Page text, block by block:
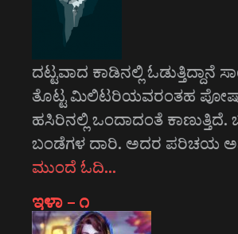
ದಟ್ಟವಾದ ಕಾಡಿನಲ್ಲಿ ಓಡುತ್ತಿದ್ದಾನೆ
ತೊಟ್ಟ ಮಿಲಿಟರಿಯವರಂತಹ
ಹಸಿರಿನಲ್ಲಿ ಒಂದಾದಂತೆ ಕಾಣುತ್ತಿದೆ.
ಬಂಡೆಗಳ ದಾರಿ. ಅದರ ಪರಿಚಯ
ಮುಂದೆ ಓದಿ…
ಇಳಾ – ೧